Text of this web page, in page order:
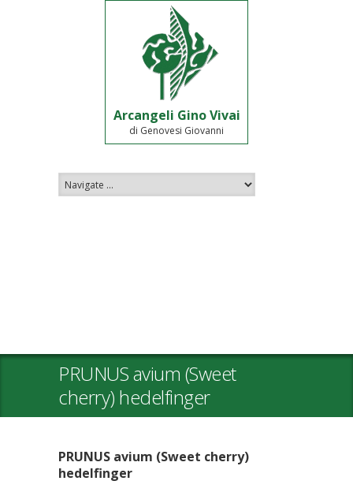
Arcangeli Gino Vivai
di Genovesi Giovanni
PRUNUS avium (Sweet
cherry) hedelfinger
PRUNUS avium (Sweet cherry)
hedelfinger